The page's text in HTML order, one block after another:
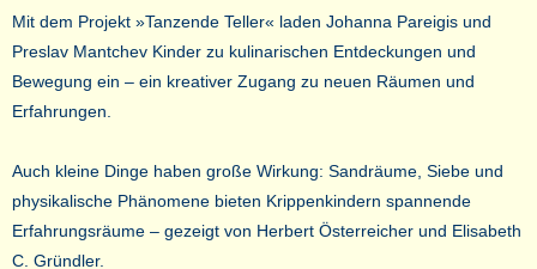
Mit dem Projekt »Tanzende Teller« laden Johanna Pareigis und
Preslav Mantchev Kinder zu kulinarischen Entdeckungen und
Bewegung ein – ein kreativer Zugang zu neuen Räumen und
Erfahrungen.
Auch kleine Dinge haben große Wirkung: Sandräume, Siebe und
physikalische Phänomene bieten Krippenkindern spannende
Erfahrungsräume – gezeigt von Herbert Österreicher und Elisabeth
C. Gründler.